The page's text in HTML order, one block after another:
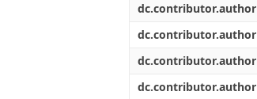
dc.contributor.author
dc.contributor.author
dc.contributor.author
dc.contributor.author